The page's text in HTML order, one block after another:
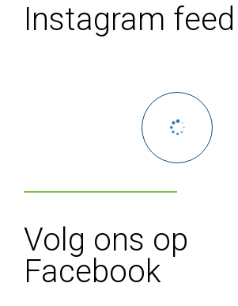
Instagram feed
Volg ons op
Facebook